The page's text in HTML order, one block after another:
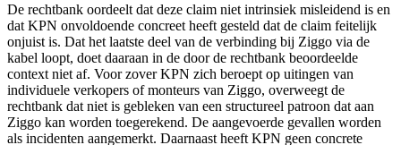
De rechtbank oordeelt dat deze claim niet intrinsiek misleidend is en
dat KPN onvoldoende concreet heeft gesteld dat de claim feitelijk
onjuist is. Dat het laatste deel van de verbinding bij Ziggo via de
kabel loopt, doet daaraan in de door de rechtbank beoordeelde
context niet af. Voor zover KPN zich beroept op uitingen van
individuele verkopers of monteurs van Ziggo, overweegt de
rechtbank dat niet is gebleken van een structureel patroon dat aan
Ziggo kan worden toegerekend. De aangevoerde gevallen worden
als incidenten aangemerkt. Daarnaast heeft KPN geen concrete